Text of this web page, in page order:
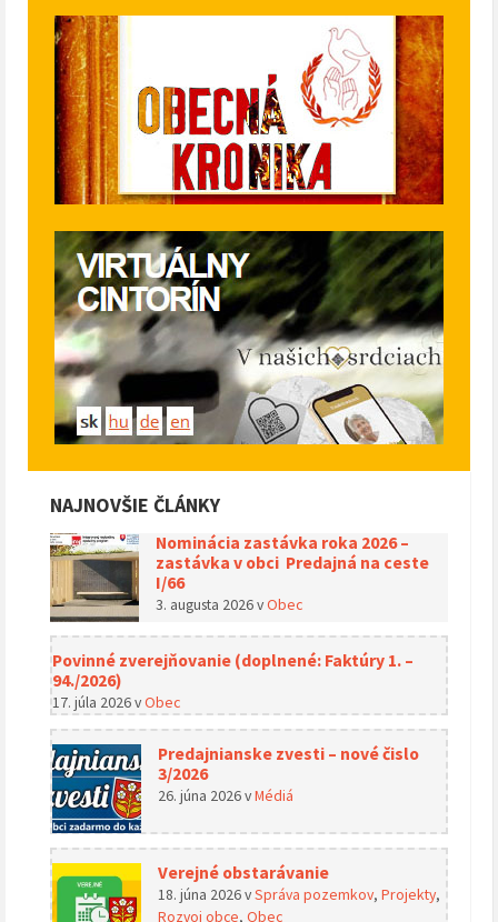
NAJNOVŠIE ČLÁNKY
Nominácia zastávka roka 2026 –
zastávka v obci Predajná na ceste
I/66
3. augusta 2026vObec
Povinné zverejňovanie (doplnené: Faktúry 1. –
94./2026)
17. júla 2026vObec
Predajnianske zvesti – nové čislo
3/2026
26. júna 2026vMédiá
Verejné obstarávanie
18. júna 2026vSpráva pozemkov, Projekty,
Rozvoj obce, Obec